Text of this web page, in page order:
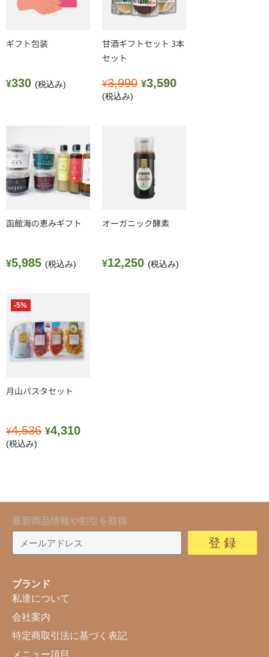
ギフト包装
¥330 (税込み)
甘酒ギフトセット 3本
セット
¥3,990 ¥3,590
(税込み)
函館海の恵みギフト
¥5,985 (税込み)
オーガニック酵素
¥12,250 (税込み)
-5%
月山パスタセット
¥4,536 ¥4,310
(税込み)
最新商品情報や割引を取得
登 録
ブランド
私達について
会社案内
特定商取引法に基づく表記
メニュー項目